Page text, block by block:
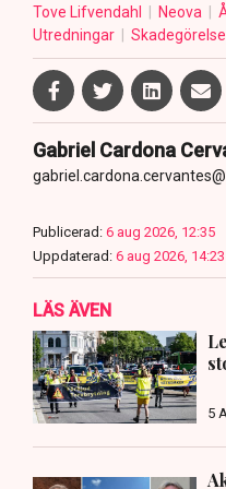
Tove Lifvendahl
Neova
Utredningar
Skadegörelse
Gabriel Cardona
Publicerad: 6 aug 2026, 12:35
Uppdaterad: 6 aug 2026, 14:23
LÄS ÄVEN
5